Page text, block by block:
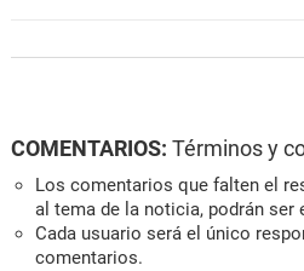
COMENTARIOS: Términos y
Los comentarios que falten el
al tema de la noticia, podrán ser
Cada usuario será el único
comentarios.